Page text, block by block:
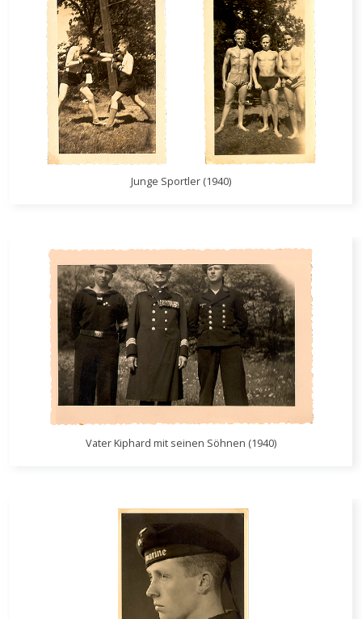
Junge Sportler (1940)
Vater Kiphard mit seinen Söhnen (1940)